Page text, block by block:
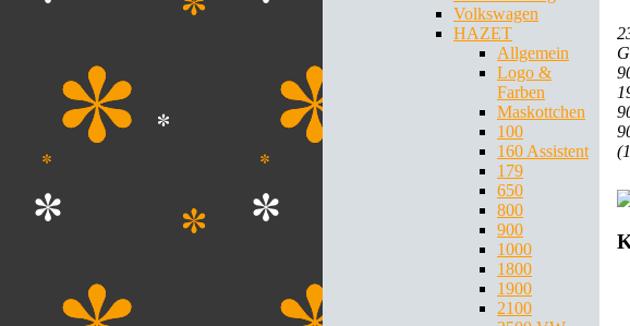
Volkswagen
HAZET
Allgemein
Logo &
Farben
Maskottchen
100
160 Assistent
179
650
800
900
1000
1800
1900
2100